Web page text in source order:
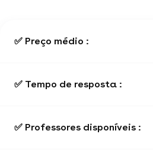
✅ Preço médio :
✅ Tempo de resposta :
✅ Professores disponíveis :